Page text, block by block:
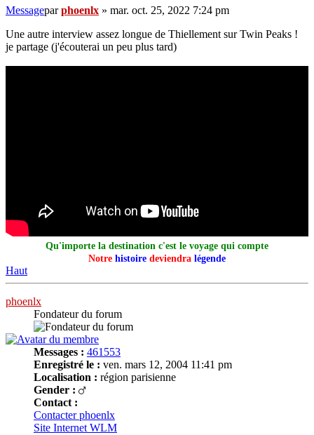
Messageparphoenlx » mar. oct. 25, 2022 7:24 pm
Une autre interview assez longue de Thiellement sur Twin Peaks !
je partage (j'écouterai un peu plus tard)
Qu'importe la destination c'est le voyage qui compte
Notre histoire deviendra légende
Haut
phoenlx
Fondateur du forum
Messages : 461553
Enregistré le : ven. mars 12, 2004 11:41 pm
Localisation : région parisienne
Gender :
Contact :
Contacter phoenlx
Site Internet WLM